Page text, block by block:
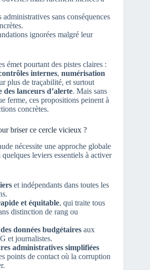
administratives sans conséquences
ignorées malgré leur
émet pourtant des pistes claires :
internes, numérisation
plus de traçabilité, et surtout
lanceurs d’alerte. Mais sans
ferme, ces propositions peinent à
concrètes.
briser ce cercle vicieux ?
nécessite une approche globale
leviers essentiels à activer
et indépendants dans toutes les
et équitable, qui traite tous
distinction de rang ou
données budgétaires aux
et journalistes.
administratives simplifiées
points de contact où la corruption